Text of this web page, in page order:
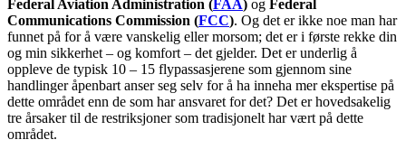
Federal Aviation Administration (FAA) og Federal
Communications Commission (FCC). Og det er ikke noe man har
funnet på for å være vanskelig eller morsom; det er i første rekke din
og min sikkerhet – og komfort – det gjelder. Det er underlig å
oppleve de typisk 10 – 15 flypassasjerene som gjennom sine
handlinger åpenbart anser seg selv for å ha inneha mer ekspertise på
dette området enn de som har ansvaret for det? Det er hovedsakelig
tre årsaker til de restriksjoner som tradisjonelt har vært på dette
området.